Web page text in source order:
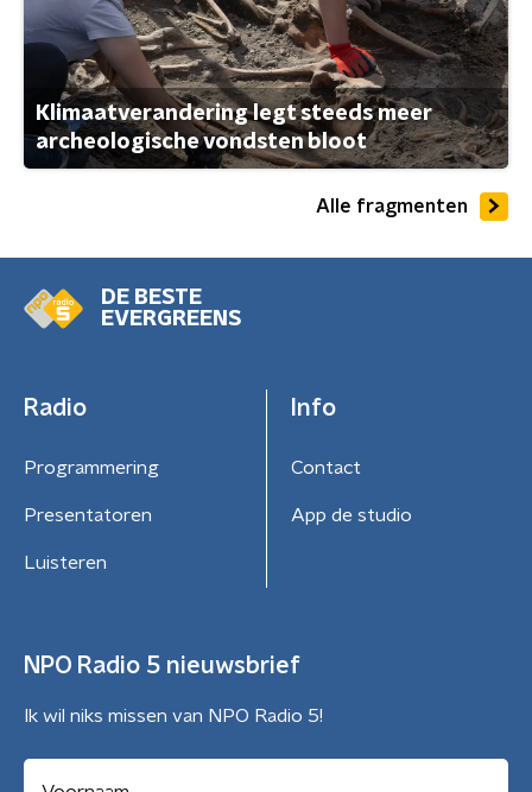
Klimaatverandering legt steeds meer
archeologische vondsten bloot
Alle fragmenten
DE BESTE
EVERGREENS
Radio
Programmering
Presentatoren
Luisteren
Info
Contact
App de studio
NPO Radio 5 nieuwsbrief
Ik wil niks missen van NPO Radio 5!